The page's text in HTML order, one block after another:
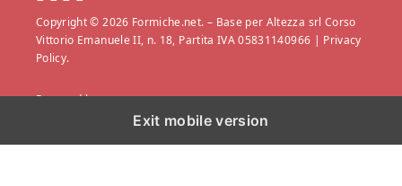
Copyright © 2026 Formiche.net. – Base per Altezza srl Corso
Vittorio Emanuele II, n. 18, Partita IVA 05831140966 | Privacy
Policy.
Powered by
Exit mobile version